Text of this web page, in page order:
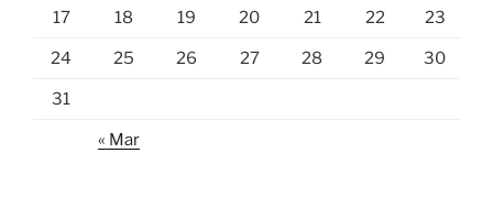
17 18 19 20 21 22 23
24 25 26 27 28 29 30
31
« Mar